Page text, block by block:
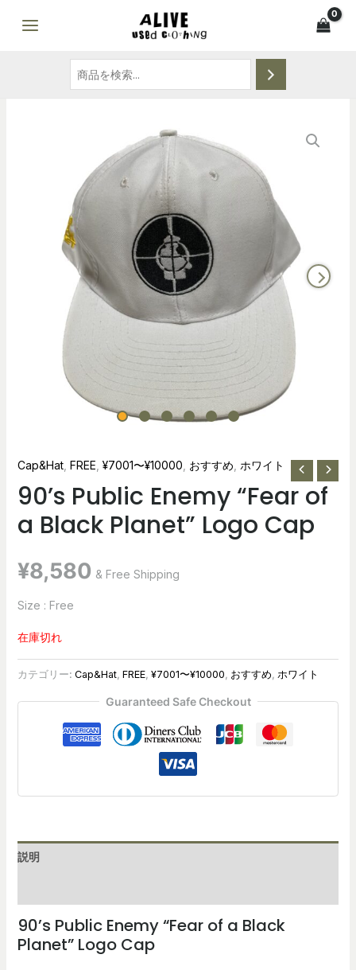
Cap&Hat, FREE ¥7001〜¥10000 おすすめ ホワイト
90’s Public Enemy “Fear of
a Black Planet” Logo Cap
¥8,580 & Free Shipping
Size : Free
在庫切れ
カテゴリー: Cap&Hat, FREE, ¥7001〜¥10000 おすすめ ホワイト
Guaranteed Safe Checkout
説明
90’s Public Enemy “Fear of a Black
Planet” Logo Cap